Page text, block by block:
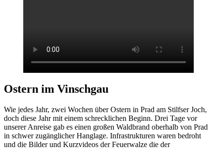
Ostern im Vinschgau
Wie jedes Jahr, zwei Wochen über Ostern in Prad am Stilfser Joch,
doch diese Jahr mit einem schrecklichen Beginn. Drei Tage vor
unserer Anreise gab es einen großen Waldbrand oberhalb von Prad
in schwer zugänglicher Hanglage. Infrastrukturen waren bedroht
und die Bilder und Kurzvideos der Feuerwalze die der